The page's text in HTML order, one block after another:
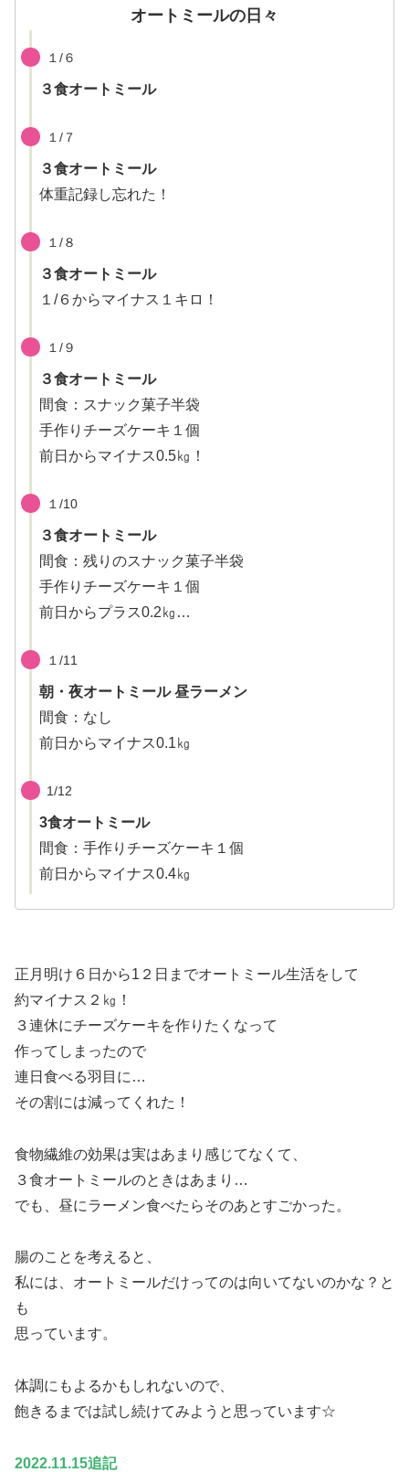
オートミールの日々
１/６
３食オートミール
１/７
３食オートミール
体重記録し忘れた！
１/８
３食オートミール
１/６からマイナス１キロ！
１/９
３食オートミール
間食：スナック菓子半袋
手作りチーズケーキ１個
前日からマイナス0.5㎏！
１/10
３食オートミール
間食：残りのスナック菓子半袋
手作りチーズケーキ１個
前日からプラス0.2㎏…
１/11
朝・夜オートミール 昼ラーメン
間食：なし
前日からマイナス0.1㎏
1/12
3食オートミール
間食：手作りチーズケーキ１個
前日からマイナス0.4㎏
正月明け６日から1２日までオートミール生活をして
約マイナス２㎏！
３連休にチーズケーキを作りたくなって
作ってしまったので
連日食べる羽目に…
その割には減ってくれた！
食物繊維の効果は実はあまり感じてなくて、
３食オートミールのときはあまり…
でも、昼にラーメン食べたらそのあとすごかった。
腸のことを考えると、
私には、オートミールだけってのは向いてないのかな？と
も
思っています。
体調にもよるかもしれないので、
飽きるまでは試し続けてみようと思っています☆
2022.11.15追記